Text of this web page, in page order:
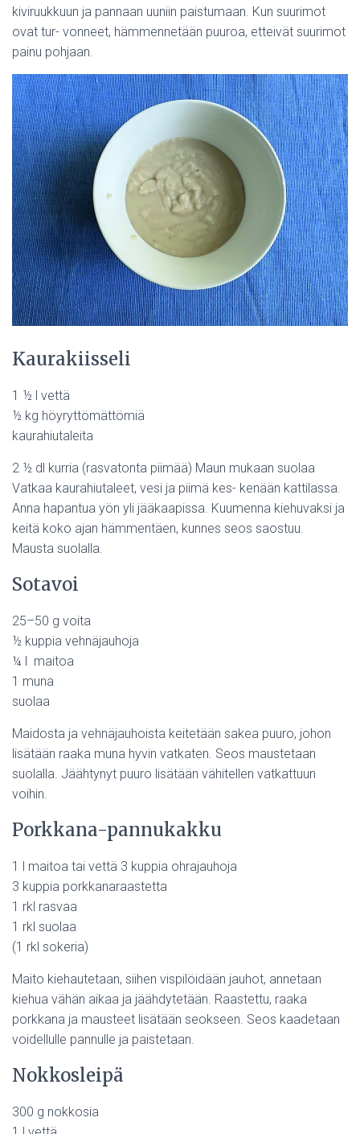
kiviruukkuun ja pannaan uuniin paistumaan. Kun suurimot
ovat tur- vonneet, hämmennetään puuroa, etteivät suurimot
painu pohjaan.
Kaurakiisseli
1 ½ l vettä
½ kg höyryttömättömiä
kaurahiutaleita
2 ½ dl kurria (rasvatonta piimää) Maun mukaan suolaa
Vatkaa kaurahiutaleet, vesi ja piimä kes- kenään kattilassa.
Anna hapantua yön yli jääkaapissa. Kuumenna kiehuvaksi ja
keitä koko ajan hämmentäen, kunnes seos saostuu.
Mausta suolalla.
Sotavoi
25–50 g voita
½ kuppia vehnäjauhoja
¼ l maitoa
1 muna
suolaa
Maidosta ja vehnäjauhoista keitetään sakea puuro, johon
lisätään raaka muna hyvin vatkaten. Seos maustetaan
suolalla. Jäähtynyt puuro lisätään vähitellen vatkattuun
voihin.
Porkkana-pannukakku
1 l maitoa tai vettä 3 kuppia ohrajauhoja
3 kuppia porkkanaraastetta
1 rkl rasvaa
1 rkl suolaa
(1 rkl sokeria)
Maito kiehautetaan, siihen vispilöidään jauhot, annetaan
kiehua vähän aikaa ja jäähdytetään. Raastettu, raaka
porkkana ja mausteet lisätään seokseen. Seos kaadetaan
voidellulle pannulle ja paistetaan.
Nokkosleipä
300 g nokkosia